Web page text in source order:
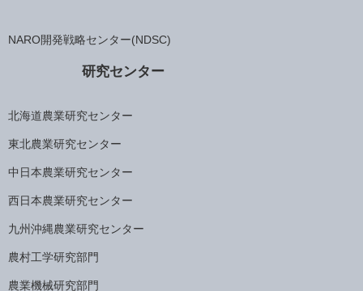
NARO開発戦略センター(NDSC)
研究センター
北海道農業研究センター
東北農業研究センター
中日本農業研究センター
西日本農業研究センター
九州沖縄農業研究センター
農村工学研究部門
農業機械研究部門